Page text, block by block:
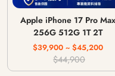
Apple iPhone 17 Pro Max
256G 512G 1T 2T
$39,900 ~ $45,200
$44,900